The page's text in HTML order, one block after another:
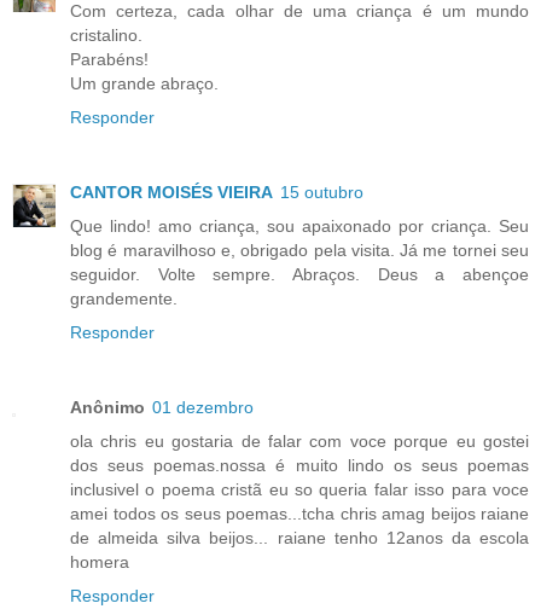
Com certeza, cada olhar de uma criança é um mundo
cristalino.
Parabéns!
Um grande abraço.
Responder
CANTOR MOISÉS VIEIRA 15 outubro
Que lindo! amo criança, sou apaixonado por criança. Seu
blog é maravilhoso e, obrigado pela visita. Já me tornei seu
seguidor. Volte sempre. Abraços. Deus a abençoe
grandemente.
Responder
Anônimo 01 dezembro
ola chris eu gostaria de falar com voce porque eu gostei
dos seus poemas.nossa é muito lindo os seus poemas
inclusivel o poema cristã eu so queria falar isso para voce
amei todos os seus poemas...tcha chris amag beijos raiane
de almeida silva beijos... raiane tenho 12anos da escola
homera
Responder